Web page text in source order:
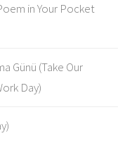
in Your Pocket
Günü (Take Our
Day)